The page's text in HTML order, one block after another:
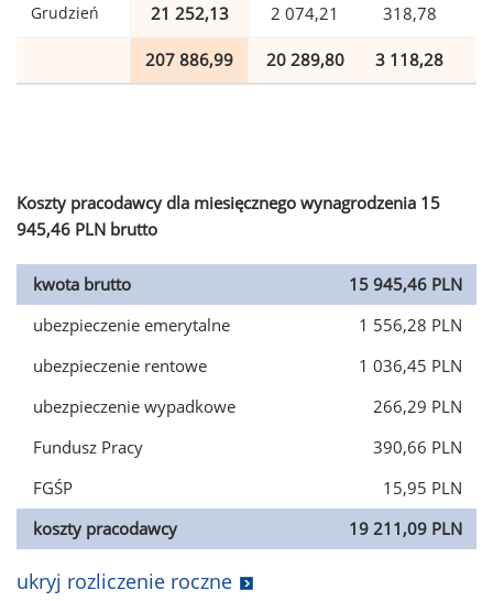
Grudzień 21 252,13 2 074,21 318,78
207 886,99 20 289,80 3 118,28
Koszty pracodawcy dla miesięcznego wynagrodzenia 15
945,46 PLN brutto
kwota brutto
15 945,46 PLN
ubezpieczenie emerytalne
1 556,28 PLN
ubezpieczenie rentowe
1 036,45 PLN
ubezpieczenie wypadkowe
266,29 PLN
Fundusz Pracy
390,66 PLN
FGŚP
15,95 PLN
koszty pracodawcy
19 211,09 PLN
ukryj rozliczenie roczne